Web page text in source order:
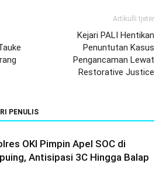
Artikulli tjetër
Kejari PALI Hentikan
Penuntutan Kasus
Pengancaman Lewat
Restorative Justice
PENULIS
OKI Pimpin Apel SOC di
Antisipasi 3C Hingga Balap